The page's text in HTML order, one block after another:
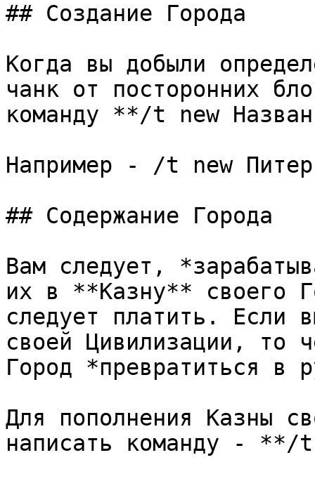
## Создание Города
Когда вы добыли
чанк от посторонних
команду **/t new
Например - /t new Питер
## Содержание Города
Вам следует,
их в **Казну** своего
следует платить. Если
своей Цивилизации,
Город *превратиться в
Для пополнения Казны
написать команду -